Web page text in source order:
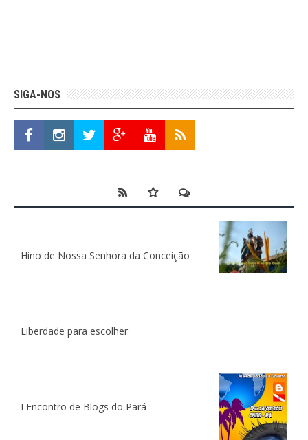
SIGA-NOS
Hino de Nossa Senhora da Conceição
Liberdade para escolher
I Encontro de Blogs do Pará